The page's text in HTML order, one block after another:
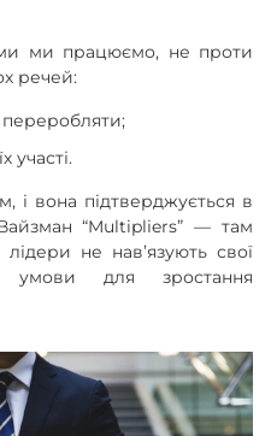
ми працюємо, не проти
речей:
участі.
і вона підтверджується в
“Multipliers” — там
не нав’язують свої
для зростання